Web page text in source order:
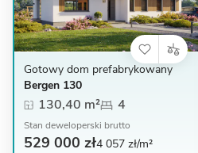
Gotowy dom prefabrykowany
Bergen 130
130,40 m² 4
Stan deweloperski brutto
529 000 zł4 057 zł/m²